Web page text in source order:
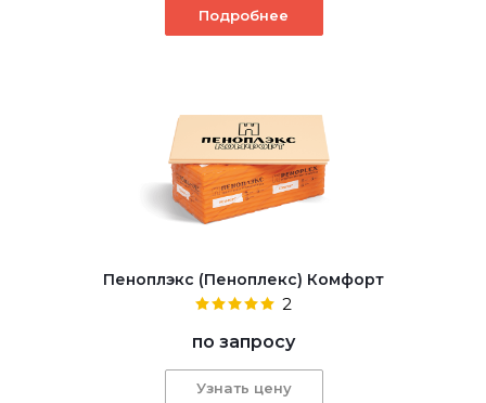
Подробнее
Пеноплэкс (Пеноплекс) Комфорт
2
по запросу
Узнать цену